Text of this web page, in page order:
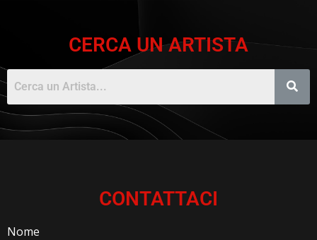
CERCA UN ARTISTA
CONTATTACI
Nome